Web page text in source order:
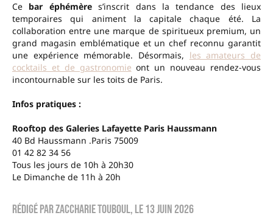
Ce bar éphémères’inscrit dans la tendance des lieux
temporaires qui animent la capitale chaque été. La
collaboration entre une marque de spiritueux premium, un
grand magasin emblématique et un chef reconnu garantit
une expérience mémorable. Désormais, les amateurs de
cocktails et de gastronomie ont un nouveau rendez-vous
incontournable sur les toits de Paris.
Infos pratiques :
Rooftop des Galeries Lafayette Paris Haussmann
40 Bd Haussmann .Paris 75009
01 42 82 34 56
Tous les jours de 10h à 20h30
Le Dimanche de 11h à 20h
Rédigé parZaccharie TOUBOUL, le13 juin 2026